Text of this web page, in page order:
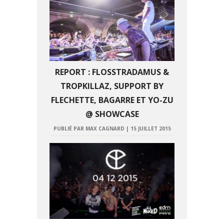
REPORT : FLOSSTRADAMUS &
TROPKILLAZ, SUPPORT BY
FLECHETTE, BAGARRE ET YO-ZU
@ SHOWCASE
PUBLIÉ PAR MAX CAGNARD | 15 JUILLET 2015